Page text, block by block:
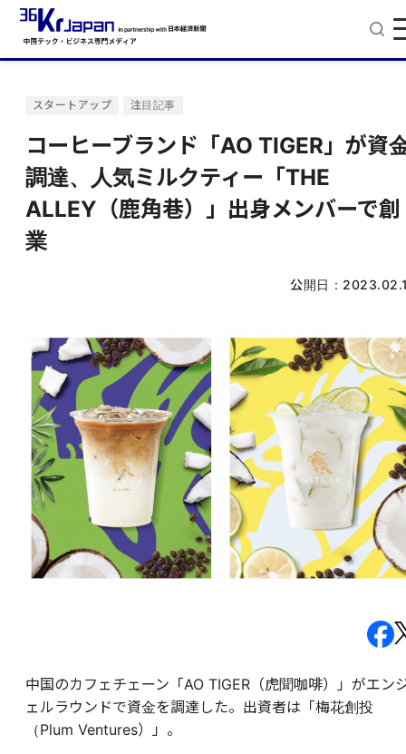
スタートアップ 注目記事
コーヒーブランド「AO TIGER」が資
調達、人気ミルクティー「THE
ALLEY（鹿角巷）」出身メンバーで創
業
公開日：
中国のカフェチェーン「AO TIGER（虎聞咖啡）」がエン
ェルラウンドで資金を調達した。出資者は「梅花創投
（Plum Ventures）」。